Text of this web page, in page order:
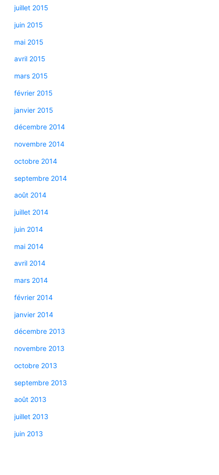
juillet 2015
juin 2015
mai 2015
avril 2015
mars 2015
février 2015
janvier 2015
décembre 2014
novembre 2014
octobre 2014
septembre 2014
août 2014
juillet 2014
juin 2014
mai 2014
avril 2014
mars 2014
février 2014
janvier 2014
décembre 2013
novembre 2013
octobre 2013
septembre 2013
août 2013
juillet 2013
juin 2013